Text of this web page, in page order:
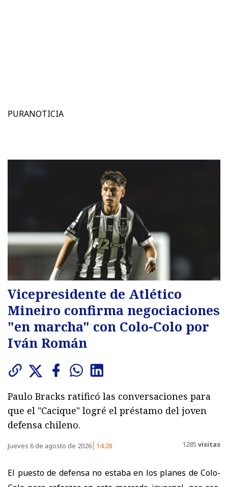
PURANOTICIA
Vicepresidente de Atlético
Mineiro confirma negociaciones
"en marcha" con Colo-Colo por
Iván Román
Paulo Bracks ratificó las conversaciones para
que el "Cacique" logré el préstamo del joven
defensa chileno.
Jueves 6 de agosto de 2026 14:28 1285 visitas
El puesto de defensa no estaba en los planes de Colo-